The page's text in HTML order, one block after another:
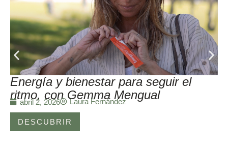
Energía y bienestar para seguir el
ritmo, con Gemma Mengual
abril 2, 2026 Laura Fernández
DESCUBRIR